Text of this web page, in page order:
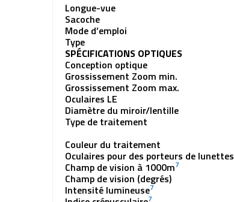
Longue-vue
Sacoche
Mode d’emploi
Type
SPÉCIFICATIONS OPTIQUES
Conception optique
Grossissement Zoom min.
Grossissement Zoom max.
Oculaires LE
Diamètre du miroir/lentille
Type de traitement
Couleur du traitement
Oculaires pour des porteurs de lunettes
Champ de vision à 1000m7
Champ de vision (degrés)
Intensité lumineuse7
7